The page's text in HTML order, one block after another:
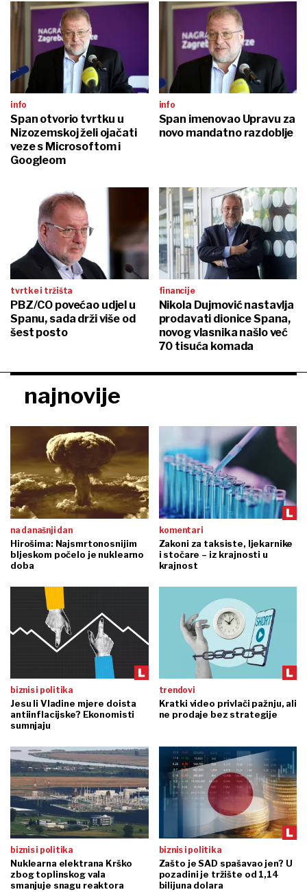
info
Span otvorio tvrtku u
Nizozemskoj želi ojačati
veze s Microsoftom i
Googleom
info
Span imenovao Upravu za
novo mandatno razdoblje
tvrtke i tržišta
PBZ/CO povećao udjel u
Spanu, sada drži više od
šest posto
financije
Nikola Dujmović nastavlja
prodavati dionice Spana,
novog vlasnika našlo već
70 tisuća komada
najnovije
na današnji dan
Hirošima: Najsmrtonosnijim
bljeskom počelo je nuklearno
doba
komentari
Zakoni za taksiste, ljekarnike
i stočare – iz krajnosti u
krajnost
biznis i politika
Jesu li Vladine mjere doista
antiinflacijske? Ekonomisti
sumnjaju
trendovi
Kratki video privlači pažnju, ali
ne prodaje bez strategije
biznis i politika
Nuklearna elektrana Krško
zbog toplinskog vala
smanjuje snagu reaktora
biznis i politika
Zašto je SAD spašavao jen? U
pozadini je tržište od 1,14
bilijuna dolara